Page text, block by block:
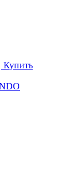
Купить